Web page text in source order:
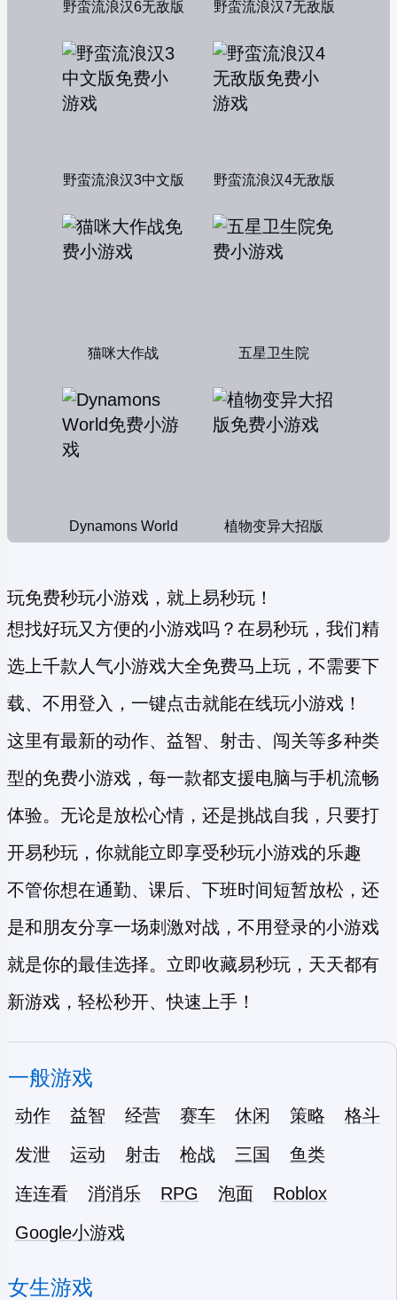
野蛮流浪汉6无敌版 野蛮流浪汉7无敌版
野蛮流浪汉3中文版 野蛮流浪汉4无敌版
猫咪大作战 五星卫生院
Dynamons World 植物变异大招版
玩免费秒玩小游戏，就上易秒玩！
想找好玩又方便的小游戏吗？在易秒玩，我们精
选上千款人气小游戏大全免费马上玩，不需要下
载、不用登入，一键点击就能在线玩小游戏！
这里有最新的动作、益智、射击、闯关等多种类
型的免费小游戏 ，每一款都支援电脑与手机流畅
体验。无论是放松心情，还是挑战自我，只要打
开易秒玩，你就能立即享受秒玩小游戏的乐趣
不管你想在通勤、课后、下班时间短暂放松，还
是和朋友分享一场刺激对战，不用登录的小游戏
就是你的最佳选择。立即收藏易秒玩，天天都有
新游戏，轻松秒开、快速上手！
一般游戏
动作 益智 经营 赛车 休闲 策略
格斗
发泄
运动 射击 枪战 三国
鱼类
连连看
消消乐 RPG 泡面
Roblox
Google小游戏
女生游戏